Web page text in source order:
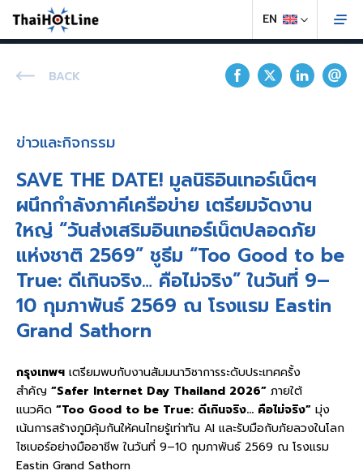
BACK
ข่าวและกิจกรรม
SAVE THE DATE! มูลนิธิอินเทอร์เน็ตฯ
ผนึกกำลังภาคีเครือข่าย เตรียมจัดงาน
ใหญ่ “วันส่งเสริมอินเทอร์เน็ตปลอดภัย
แห่งชาติ 2569” ชูธีม “Too Good to be
True: ดีเกินจริง… คือไม่จริง” ในวันที่ 9–
10 กุมภาพันธ์ 2569 ณ โรงแรม Eastin
Grand Sathorn
กรุงเทพฯ เตรียมพบกับงานสัมมนาวิชาการระดับประเทศครั้ง
สำคัญ “Safer Internet Day Thailand 2026” ภายใต้
แนวคิด “Too Good to be True: ดีเกินจริง… คือไม่จริง” มุ่ง
เน้นการสร้างภูมิคุ้มกันให้คนไทยรู้เท่าทัน AI และรับมือกับภัยลวงในโลก
ไซเบอร์อย่างมืออาชีพ ในวันที่ 9–10 กุมภาพันธ์ 2569 ณ โรงแรม
Eastin Grand Sathorn